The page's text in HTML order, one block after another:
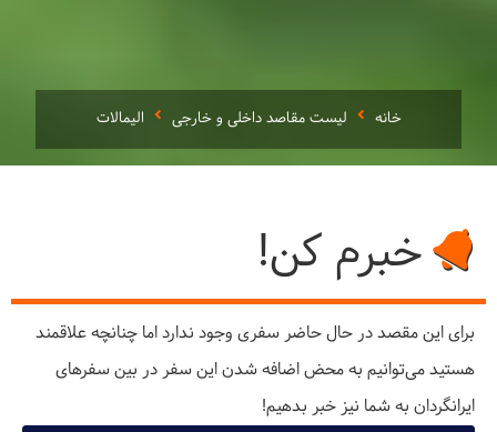
خانه لیست مقاصد داخلی و خارجی الیمالات
خبرم کن!
برای این مقصد در حال حاضر سفری وجود ندارد اما چنانچه علاقمند
هستید می‌توانیم به محض اضافه شدن این سفر در بین سفرهای
ایرانگردان به شما نیز خبر بدهیم!